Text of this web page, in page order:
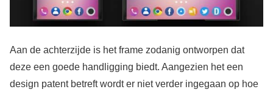
Aan de achterzijde is het frame zodanig ontworpen dat
deze een goede handligging biedt. Aangezien het een
design patent betreft wordt er niet verder ingegaan op hoe